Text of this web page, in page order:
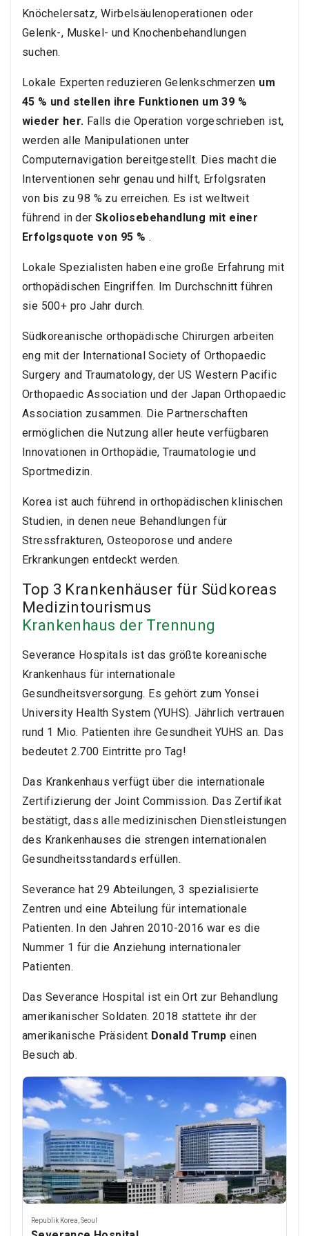
Knöchelersatz, Wirbelsäulenoperationen oder
Gelenk-, Muskel- und Knochenbehandlungen
suchen.
Lokale Experten reduzieren Gelenkschmerzen um
45 % und stellen ihre Funktionen um 39 %
wieder her. Falls die Operation vorgeschrieben ist,
werden alle Manipulationen unter
Computernavigation bereitgestellt. Dies macht die
Interventionen sehr genau und hilft, Erfolgsraten
von bis zu 98 % zu erreichen. Es ist weltweit
führend in derSkoliosebehandlung mit einer
Erfolgsquote von 95 % .
Lokale Spezialisten haben eine große Erfahrung mit
orthopädischen Eingriffen. Im Durchschnitt führen
sie 500+ pro Jahr durch.
Südkoreanische orthopädische Chirurgen arbeiten
eng mit der International Society of Orthopaedic
Surgery and Traumatology, der US Western Pacific
Orthopaedic Association und der Japan Orthopaedic
Association zusammen. Die Partnerschaften
ermöglichen die Nutzung aller heute verfügbaren
Innovationen in Orthopädie, Traumatologie und
Sportmedizin.
Korea ist auch führend in orthopädischen klinischen
Studien, in denen neue Behandlungen für
Stressfrakturen, Osteoporose und andere
Erkrankungen entdeckt werden.
Top 3 Krankenhäuser für Südkoreas
Medizintourismus
Krankenhaus der Trennung
Severance Hospitals ist das größte koreanische
Krankenhaus für internationale
Gesundheitsversorgung. Es gehört zum Yonsei
University Health System (YUHS). Jährlich vertrauen
rund 1 Mio. Patienten ihre Gesundheit YUHS an. Das
bedeutet 2.700 Eintritte pro Tag!
Das Krankenhaus verfügt über die internationale
Zertifizierung der Joint Commission. Das Zertifikat
bestätigt, dass alle medizinischen Dienstleistungen
des Krankenhauses die strengen internationalen
Gesundheitsstandards erfüllen.
Severance hat 29 Abteilungen, 3 spezialisierte
Zentren und eine Abteilung für internationale
Patienten. In den Jahren 2010-2016 war es die
Nummer 1 für die Anziehung internationaler
Patienten.
Das Severance Hospital ist ein Ort zur Behandlung
amerikanischer Soldaten. 2018 stattete ihr der
amerikanische Präsident Donald Trump einen
Besuch ab.
Republik Korea,Seoul